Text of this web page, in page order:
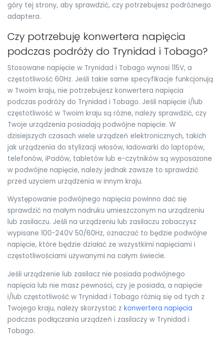
góry tej strony, aby sprawdzić, czy potrzebujesz podróżnego
adaptera.
Czy potrzebuję konwertera napięcia
podczas podróży do Trynidad i Tobago?
Stosowane napięcie w Trynidad i Tobago wynosi 115V, a
częstotliwość 60Hz. Jeśli takie same specyfikacje funkcjonują
w Twoim kraju, nie potrzebujesz konwertera napięcia
podczas podróży do Trynidad i Tobago. Jeśli napięcie i/lub
częstotliwość w Twoim kraju są różne, należy sprawdzić, czy
Twoje urządzenia posiadają podwójne napięcie. W
dzisiejszych czasach wiele urządzeń elektronicznych, takich
jak urządzenia do stylizacji włosów, ładowarki do laptopów,
telefonów, iPadów, tabletów lub e-czytników są wyposażone
w podwójne napięcie, należy jednak zawsze to sprawdzić
przed użyciem urządzenia w innym kraju.
Występowanie podwójnego napięcia powinno dać się
sprawdzić na małym nadruku umieszczonym na urządzeniu
lub zasilaczu. Jeśli na urządzeniu lub zasilaczu zobaczysz
wypisane 100-240V 50/60Hz, oznaczać to będzie podwójne
napięcie, które będzie działać ze wszystkimi napięciami i
częstotliwościami używanymi na całym świecie.
Jeśli urządzenie lub zasilacz nie posiada podwójnego
napięcia lub nie masz pewności, czy je posiada, a napięcie
i/lub częstotliwość w Trynidad i Tobago różnią się od tych z
Twojego kraju, należy skorzystać z konwertera napięcia
podczas podłączania urządzeń i zasilaczy w Trynidad i
Tobago.